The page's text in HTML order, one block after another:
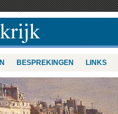
BESPREKINGEN LINKS